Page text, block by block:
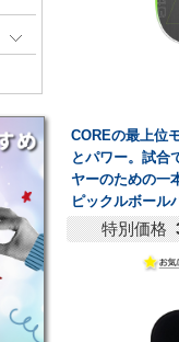
COREの最上位
とパワー。試合
ヤーのための一
ピックルボール
特別価格